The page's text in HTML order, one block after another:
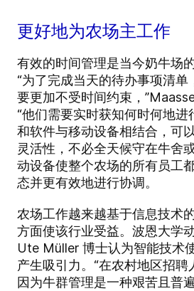
更好地为农场主工作
有效的时间管理是当今奶牛场
“为了完成当天的待办事项清
要更加不受时间约束，
“他们需要实时获知何时何地进
和软件与移动设备相结合，可
灵活性，不必全天候守在牛舍
动设备使整个农场的所有员工
态并更有效地进行协调。
农场工作越来越基于信息技术
方面使该行业受益。波恩大学
Ute Müller 博士认为智能技术
产生吸引力。“在农村地区招聘
因为牛群管理是一种艰苦且普